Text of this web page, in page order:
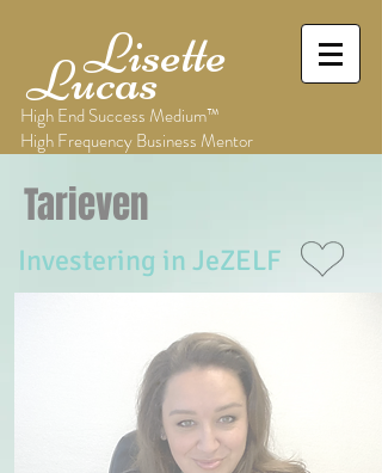
Lisette
Lucas
High End Success Medium™
High Frequency Business Mentor
Tarieven
Investering in JeZELF